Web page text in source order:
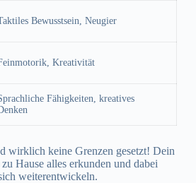
Bewusstsein, Neugier
Kreativität
Fähigkeiten, kreatives
wirklich keine Grenzen gesetzt! Dein
Hause alles erkunden und dabei
weiterentwickeln.